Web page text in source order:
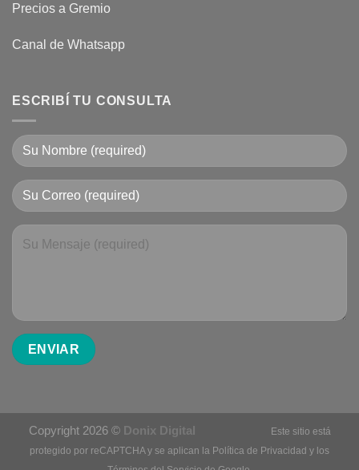
Precios a Gremio
Canal de Whatsapp
ESCRIBÍ TU CONSULTA
Copyright 2026 © Donix Digital
Este sitio está
protegido por reCAPTCHA y se aplican la Política de Privacidad y los